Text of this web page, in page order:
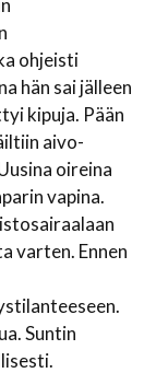
ohjeisti
hän sai jälleen
kipuja. Pään
aivo-
oireina
vapina.
varten. Ennen
Suntin